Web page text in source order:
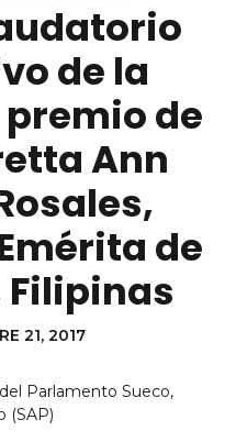
de la
de
Ann
de
Filipinas
21, 2017
Parlamento Sueco,
(SAP)